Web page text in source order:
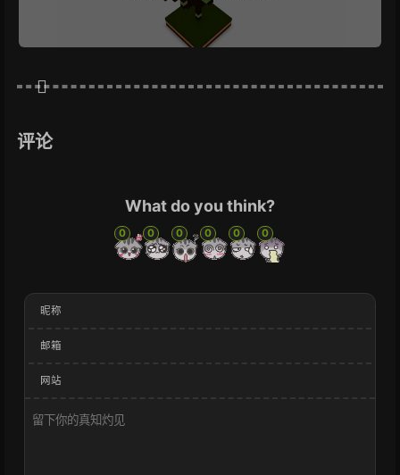
评论
What do you think?
0 0 0 0 0 0
昵称
邮箱
网站